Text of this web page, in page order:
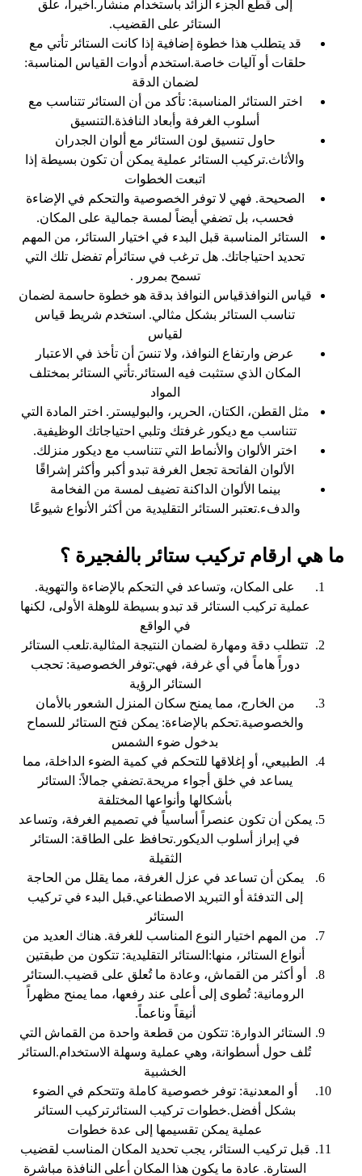
إلى قطع الجزء الزائد باستخدام منشار.أخيراً، علق
الستائر على القضيب.
قد يتطلب هذا خطوة إضافية إذا كانت الستائر تأتي مع
حلقات أو آليات خاصة.استخدم أدوات القياس المناسبة:
لضمان الدقة
اختر الستائر المناسبة: تأكد من أن الستائر تتناسب مع
أسلوب الغرفة وأبعاد النافذة.التنسيق
حاول تنسيق لون الستائر مع ألوان الجدران
والأثاث.تركيب الستائر عملية يمكن أن تكون بسيطة إذا
اتبعت الخطوات
الصحيحة. فهي لا توفر الخصوصية والتحكم في الإضاءة
فحسب، بل تضفي أيضاً لمسة جمالية على المكان.
الستائر المناسبة قبل البدء في اختيار الستائر، من المهم
تحديد احتياجاتك. هل ترغب في ستائرأم تفضل تلك التي
تسمح بمرور .
قياس النوافذقياس النوافذ بدقة هو خطوة حاسمة لضمان
تناسب الستائر بشكل مثالي. استخدم شريط قياس
لقياس
عرض وارتفاع النوافذ، ولا تنسَ أن تأخذ في الاعتبار
المكان الذي ستثبت فيه الستائر.تأتي الستائر بمختلف
المواد
مثل القطن، الكتان، الحرير، والبوليستر. اختر المادة التي
تتناسب مع ديكور غرفتك وتلبي احتياجاتك الوظيفية.
اختر الألوان والأنماط التي تتناسب مع ديكور منزلك.
الألوان الفاتحة تجعل الغرفة تبدو أكبر وأكثر إشراقًا
بينما الألوان الداكنة تضيف لمسة من الفخامة
والدفء.تعتبر الستائر التقليدية من أكثر الأنواع شيوعًا
ما هي ارقام تركيب ستائر بالفجيرة ؟
على المكان، وتساعد في التحكم بالإضاءة والتهوية.
عملية تركيب الستائر قد تبدو بسيطة للوهلة الأولى، لكنها
في الواقع
تتطلب دقة ومهارة لضمان النتيجة المثالية.تلعب الستائر
دوراً هاماً في أي غرفة، فهي:توفر الخصوصية: تحجب
الستائر الرؤية
من الخارج، مما يمنح سكان المنزل الشعور بالأمان
والخصوصية.تحكم بالإضاءة: يمكن فتح الستائر للسماح
بدخول ضوء الشمس
الطبيعي، أو إغلاقها للتحكم في كمية الضوء الداخلة، مما
يساعد في خلق أجواء مريحة.تضفي جمالاً: الستائر
بأشكالها وأنواعها المختلفة
يمكن أن تكون عنصراً أساسياً في تصميم الغرفة، وتساعد
في إبراز أسلوب الديكور.تحافظ على الطاقة: الستائر
الثقيلة
يمكن أن تساعد في عزل الغرفة، مما يقلل من الحاجة
إلى التدفئة أو التبريد الاصطناعي.قبل البدء في تركيب
الستائر
من المهم اختيار النوع المناسب للغرفة. هناك العديد من
أنواع الستائر، منها:الستائر التقليدية: تتكون من طبقتين
أو أكثر من القماش، وعادة ما تُعلق على قضيب.الستائر
الرومانية: تُطوى إلى أعلى عند رفعها، مما يمنح مظهراً
أنيقاً وناعماً.
الستائر الدوارة: تتكون من قطعة واحدة من القماش التي
تُلف حول أسطوانة، وهي عملية وسهلة الاستخدام.الستائر
الخشبية
أو المعدنية: توفر خصوصية كاملة وتتحكم في الضوء
بشكل أفضل.خطوات تركيب الستائرتركيب الستائر
عملية يمكن تقسيمها إلى عدة خطوات
قبل تركيب الستائر، يجب تحديد المكان المناسب لقضيب
الستارة. عادة ما يكون هذا المكان أعلى النافذة مباشرة